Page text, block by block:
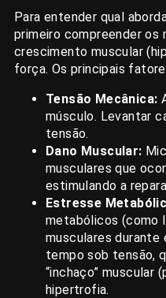
Para entender qual
primeiro compreender os
crescimento muscular
força. Os principais
Tensão Mecânica:
músculo. Levantar
tensão.
Dano Muscular:
musculares que
estimulando a
Estresse
metabólicos (como
musculares durante
tempo sob tensão,
“inchaço” muscular
hipertrofia.